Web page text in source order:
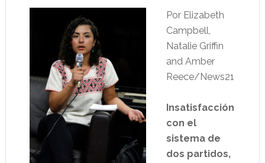
Por Elizabeth
Campbell,
Natalie Griffin
and Amber
Reece/News21
Insatisfacción
con el
sistema de
dos partidos,